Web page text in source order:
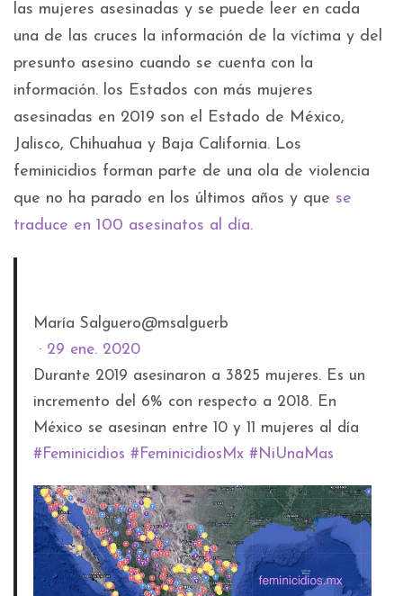
las mujeres asesinadas y se puede leer en cada
una de las cruces la información de la víctima y del
presunto asesino cuando se cuenta con la
información. los Estados con más mujeres
asesinadas en 2019 son el Estado de México,
Jalisco, Chihuahua y Baja California. Los
feminicidios forman parte de una ola de violencia
que no ha parado en los últimos años y que se
traduce en 100 asesinatos al día.
María Salguero@msalguerb
· 29 ene. 2020
Durante 2019 asesinaron a 3825 mujeres. Es un
incremento del 6% con respecto a 2018. En
México se asesinan entre 10 y 11 mujeres al día
# Feminicidios # FeminicidiosMx # NiUnaMas